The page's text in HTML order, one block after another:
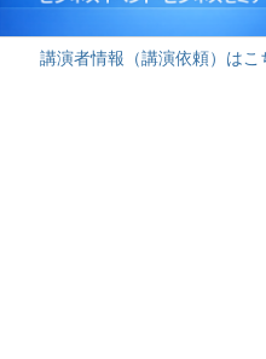
講演者情報（講演依頼）はこ